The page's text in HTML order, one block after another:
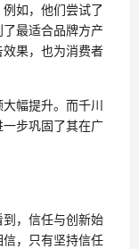
如，他们尝试了
最适合品牌方产
果，也为消费者
幅提升。而千川
步巩固了其在广
，信任与创新始
，只有坚持信任